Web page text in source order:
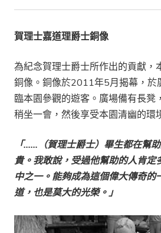
賀理士嘉道理爵士銅像
為紀念賀理士爵士所作出的貢獻，
銅像。銅像於2011年5月揭幕，於
臨本園參觀的遊客。廣場備有長凳
稍坐一會，然後享受本園清幽的環
「……（賀理士爵士）畢生都在幫
貴。我敢說，受過他幫助的人肯定
中之一。能夠成為這個偉大傳奇的
道，也是莫大的光榮。」